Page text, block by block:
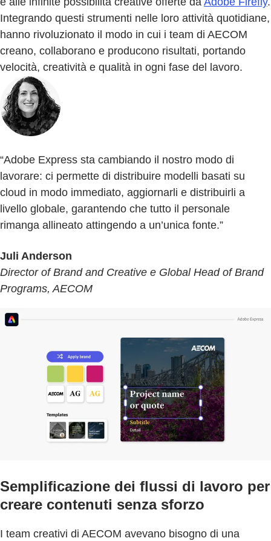
Integrando questi strumenti nelle loro attività quotidiane,
hanno rivoluzionato il modo in cui i team di AECOM
creano, collaborano e producono risultati, portando
velocità, creatività e qualità in ogni fase del lavoro.
“Adobe Express sta cambiando il nostro modo di
lavorare: ci permette di distribuire modelli basati su
cloud in modo immediato, aggiornarli e distribuirli a
livello globale, garantendo che tutto il personale
rimanga allineato attingendo a un’unica fonte.”
Juli Anderson
Director of Brand and Creative e Global Head of Brand
Programs, AECOM
Semplificazione dei flussi di lavoro per
creare contenuti senza sforzo
I team creativi di AECOM avevano bisogno di una